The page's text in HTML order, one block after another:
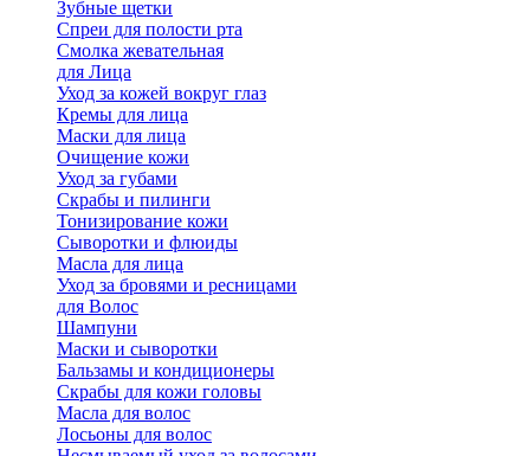
Зубные щетки
Спреи для полости рта
Смолка жевательная
для Лица
Уход за кожей вокруг глаз
Кремы для лица
Маски для лица
Очищение кожи
Уход за губами
Скрабы и пилинги
Тонизирование кожи
Сыворотки и флюиды
Масла для лица
Уход за бровями и ресницами
для Волос
Шампуни
Маски и сыворотки
Бальзамы и кондиционеры
Скрабы для кожи головы
Масла для волос
Лосьоны для волос